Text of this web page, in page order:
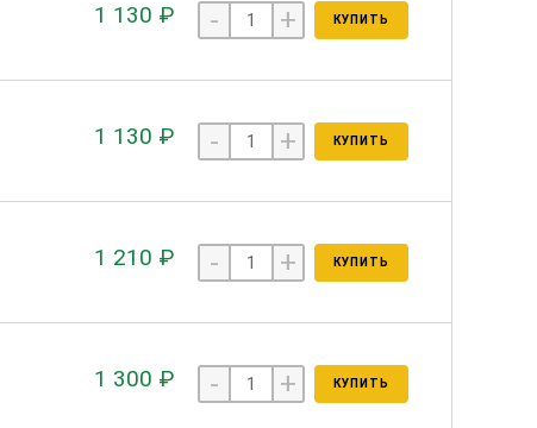
1 130 ₽ - + КУПИТЬ
1 130 ₽ - + КУПИТЬ
1 210 ₽ - + КУПИТЬ
1 300 ₽ - + КУПИТЬ